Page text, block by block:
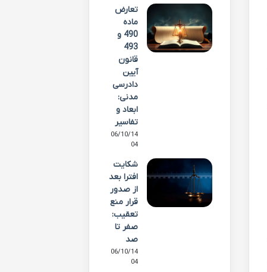
تعارض
ماده
490 و
493
قانون
آیین
دادرسی
مدنی:
ابعاد و
تفاسیر
06/10/14
04
شکایت
افترا بعد
از صدور
قرار منع
تعقیب:
صفر تا
صد
06/10/14
04